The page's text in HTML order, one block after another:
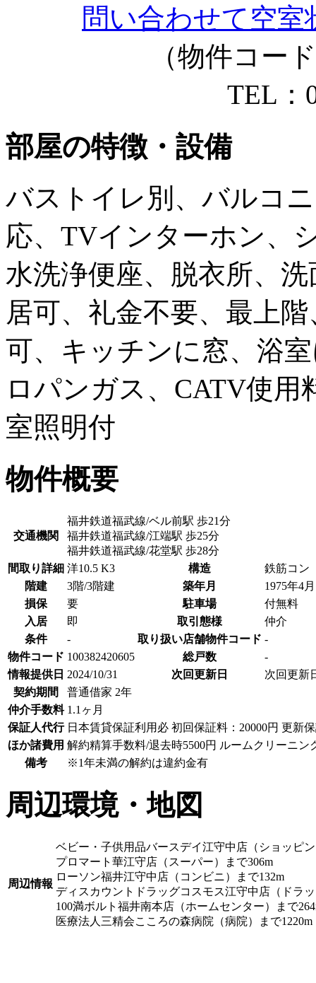
問い合わせて空
（物件コー
TEL：
部屋の特徴・設備
バストイレ別、バルコ
応、TVインターホン、
水洗浄便座、脱衣所、
居可、礼金不要、最上
可、キッチンに窓、浴
ロパンガス、CATV使用
室照明付
物件概要
交通機関
福井鉄道福武線/ベル前駅 歩21分
福井鉄道福武線/江端駅 歩25分
福井鉄道福武線/花堂駅 歩28分
間取り詳細 洋10.5 K3 構造
鉄筋コン
階建
3階/3階建 築年月
1975年4月
損保
要 駐車場
付無料
入居
即 取引態様
仲介
条件
- 取り扱い店舗物件コード -
物件コード 100382420605 総戸数
-
情報提供日 2024/10/31 次回更新日
次回更新
契約期間
普通借家 2年
仲介手数料 1.1ヶ月
保証人代行 日本賃貸保証利用必 初回保証料：20000円 更新
ほか諸費用 解約精算手数料/退去時5500円 ルームクリーニン
備考
※1年未満の解約は違約金有
周辺環境・地図
周辺情報
ベビー・子供用品バースデイ江守中店（ショッピ
プロマート華江守店（スーパー）まで306m
ローソン福井江守中店（コンビニ）まで132m
ディスカウントドラッグコスモス江守中店（ドラ
100満ボルト福井南本店（ホームセンター）まで
医療法人三精会こころの森病院（病院）まで1220m